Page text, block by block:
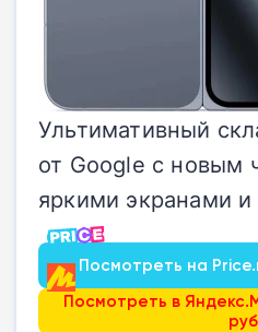
Ультимативный
от Google с новым
яркими экранами
Посмотреть на
Посмотреть в